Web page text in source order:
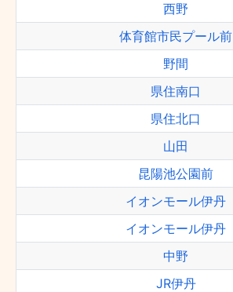
西野
体育館市民プール前
野間
県住南口
県住北口
山田
昆陽池公園前
イオンモール伊丹
イオンモール伊丹
中野
JR伊丹